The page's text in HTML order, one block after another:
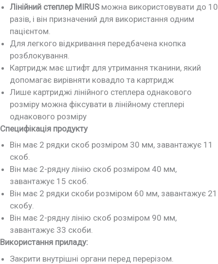
Лінійний степлер MIRUSможна використовувати до 10
разів, і він призначений для використання одним
пацієнтом.
Для легкого відкривання передбачена кнопка
розблокування.
Картридж має штифт для утримання тканини, який
допомагає вирівняти ковадло та картридж
Лише картриджі лінійного степлера однакового
розміру можна фіксувати в лінійному степлері
однакового розміру
Специфікація продукту
Він має 2 рядки скоб розміром 30 мм, завантажує 11
скоб.
Він має 2-рядну лінію скоб розміром 40 мм,
завантажує 15 скоб.
Він має 2 рядки скоби розміром 60 мм, завантажує 21
скобу.
Він має 2-рядну лінію скоб розміром 90 мм,
завантажує 33 скоби.
Використання приладу:
Закрити внутрішні органи перед перерізом.